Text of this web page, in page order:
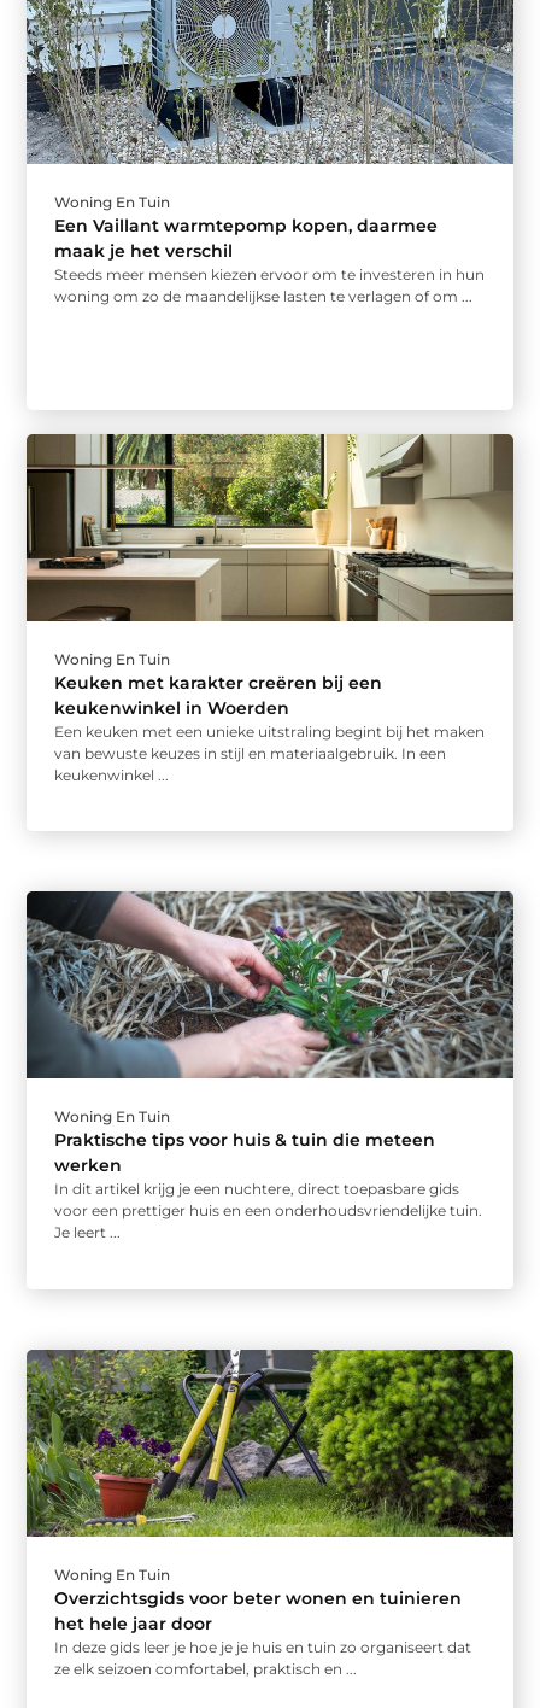
Woning En Tuin
Een Vaillant warmtepomp kopen, daarmee
maak je het verschil
Steeds meer mensen kiezen ervoor om te investeren in hun
woning om zo de maandelijkse lasten te verlagen of om ...
Woning En Tuin
Keuken met karakter creëren bij een
keukenwinkel in Woerden
Een keuken met een unieke uitstraling begint bij het maken
van bewuste keuzes in stijl en materiaalgebruik. In een
keukenwinkel ...
Woning En Tuin
Praktische tips voor huis & tuin die meteen
werken
In dit artikel krijg je een nuchtere, direct toepasbare gids
voor een prettiger huis en een onderhoudsvriendelijke tuin.
Je leert ...
Woning En Tuin
Overzichtsgids voor beter wonen en tuinieren
het hele jaar door
In deze gids leer je hoe je je huis en tuin zo organiseert dat
ze elk seizoen comfortabel, praktisch en ...